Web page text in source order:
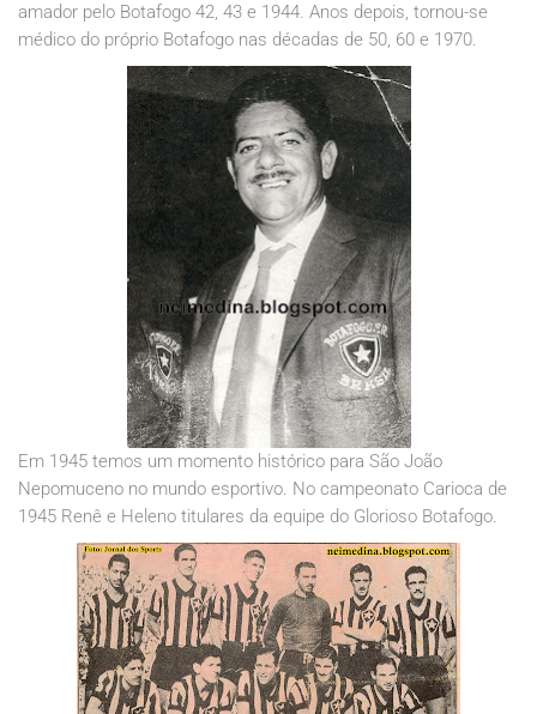
amador pelo Botafogo 42, 43 e 1944. Anos depois, tornou-se
médico do próprio Botafogo nas décadas de 50, 60 e 1970.
Em 1945 temos um momento histórico para São João
Nepomuceno no mundo esportivo. No campeonato Carioca de
1945 Renê e Heleno titulares da equipe do Glorioso Botafogo.